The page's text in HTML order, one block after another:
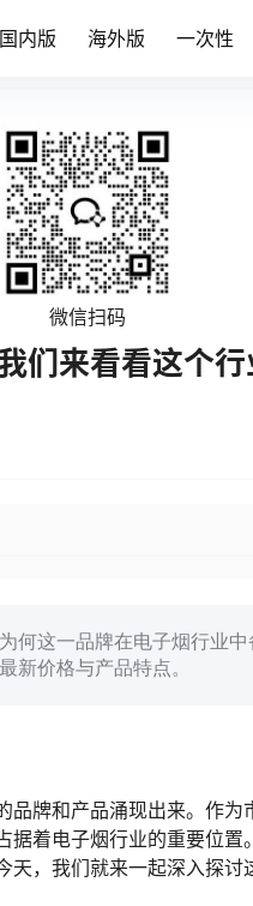
国内版 海外版 一次性
微信扫码
们来看看这个行
何这一品牌在电子烟行业
新价格与产品特点。
品牌和产品涌现出来。作
着电子烟行业的重要位
，我们就来一起深入探讨